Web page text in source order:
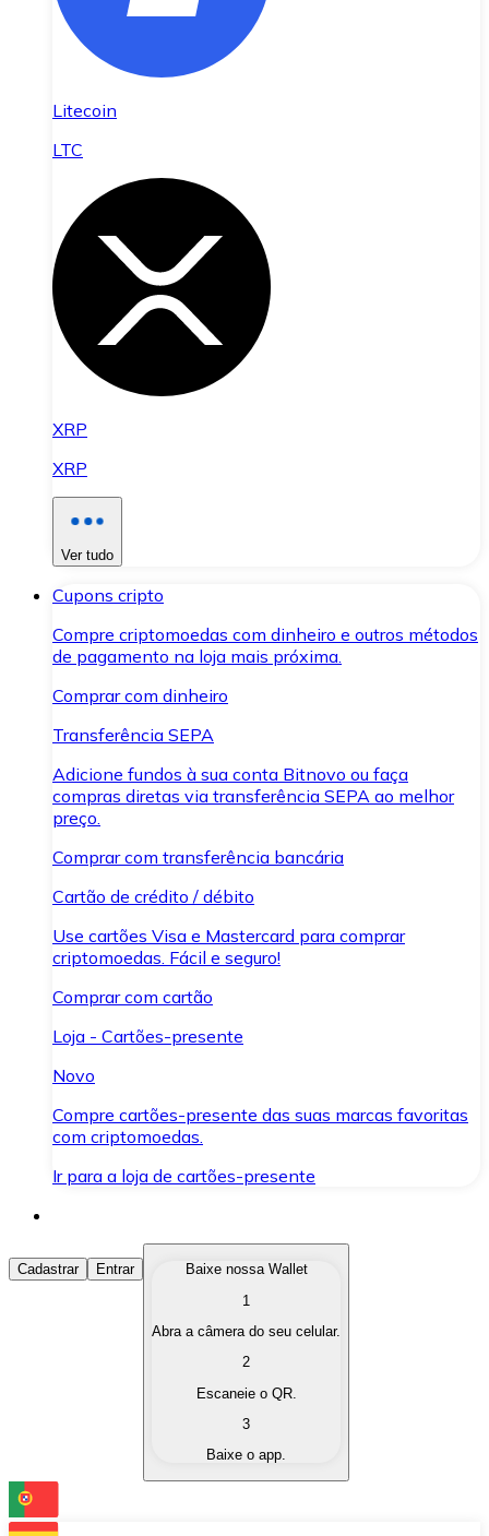
Litecoin
LTC
XRP
XRP
Ver tudo
Cupons cripto
Compre criptomoedas com dinheiro e outros métodos
de pagamento na loja mais próxima.
Comprar com dinheiro
Transferência SEPA
Adicione fundos à sua conta Bitnovo ou faça
compras diretas via transferência SEPA ao melhor
preço.
Comprar com transferência bancária
Cartão de crédito / débito
Use cartões Visa e Mastercard para comprar
criptomoedas. Fácil e seguro!
Comprar com cartão
Loja - Cartões-presente
Novo
Compre cartões-presente das suas marcas favoritas
com criptomoedas.
Ir para a loja de cartões-presente
Comprar Criptomoedas
Compre as criptomoedas de seu interesse de forma
Converta suas criptomoedas em moeda fiduciária
Troque uma criptomoeda por outra
Cadastrar Entrar
Baixe nossa Wallet
1
Abra a câmera do seu celular.
2
Escaneie o QR.
3
Baixe o app.